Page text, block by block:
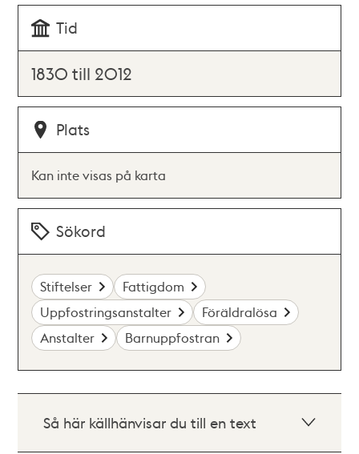
Tid
1830 till 2012
Plats
Kan inte visas på karta
Sökord
Stiftelser
Fattigdom
Uppfostringsanstalter
Föräldralösa
Anstalter
Barnuppfostran
Så här källhänvisar du till en text